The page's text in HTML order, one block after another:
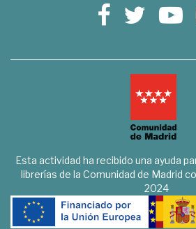
Esta actividad ha recibido una ayuda
librerías de la Comunidad de Madrid
2024